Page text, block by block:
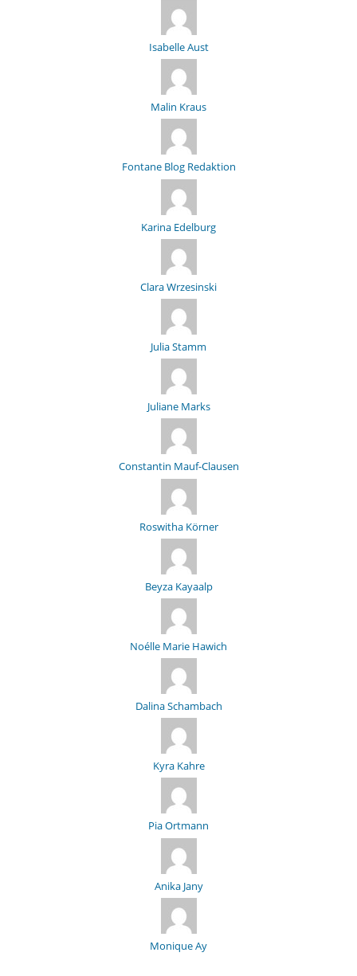
Isabelle Aust
Malin Kraus
Fontane Blog Redaktion
Karina Edelburg
Clara Wrzesinski
Julia Stamm
Juliane Marks
Constantin Mauf-Clausen
Roswitha Körner
Beyza Kayaalp
Noélle Marie Hawich
Dalina Schambach
Kyra Kahre
Pia Ortmann
Anika Jany
Monique Ay